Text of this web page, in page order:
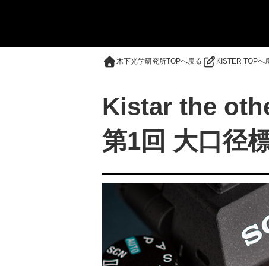
木下光学研究所TOPへ戻る KISTER TOPへ
Kistar the
第1回 大口径